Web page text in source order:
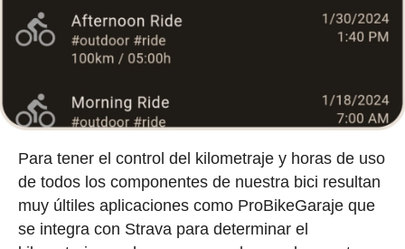
Para tener el control del kilometraje y horas de uso
de todos los componentes de nuestra bici resultan
muy últiles aplicaciones como ProBikeGaraje que
se integra con Strava para determinar el